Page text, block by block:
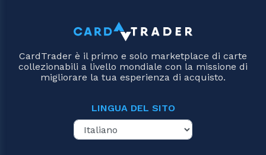
CardTrader è il primo e solo marketplace di carte
collezionabili a livello mondiale con la missione di
migliorare la tua esperienza di acquisto.
LINGUA DEL SITO